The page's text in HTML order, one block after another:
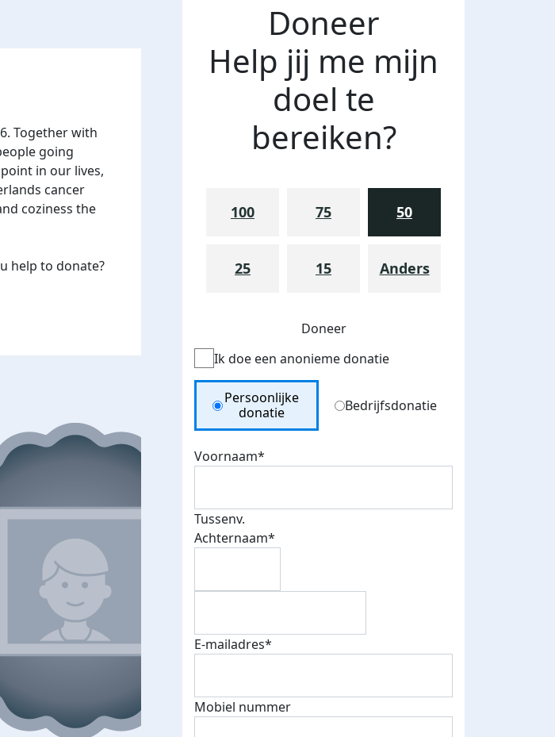
Together with
going
in our lives,
cancer
coziness the
help to donate?
Doneer
Help jij me mijn
doel te
bereiken?
100 75 50
25 15 Anders
Doneer
Ik doe een anonieme donatie
Donation Type
Persoonlijke
donatie
Bedrijfsdonatie
Voornaam*
Tussenv.
Achternaam*
E-mailadres*
Mobiel nummer